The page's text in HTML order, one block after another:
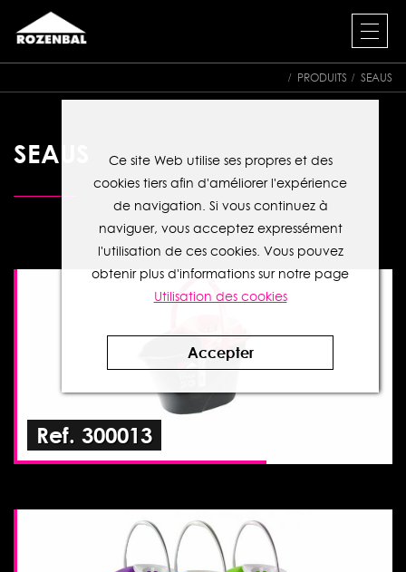
Ce site Web utilise ses propres et des
cookies tiers afin d'améliorer l'expérience
de navigation. Si vous continuez à
naviguer, vous acceptez expressément
l'utilisation de ces cookies. Vous pouvez
obtenir plus d'informations sur notre page
Utilisation des cookies
Accepter
PRODUITS SEAUS
SEAUS
Ref. 300013